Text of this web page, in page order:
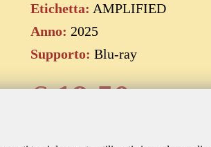
Etichetta: AMPLIFIED
Anno: 2025
Supporto: Blu-ray
€19.50